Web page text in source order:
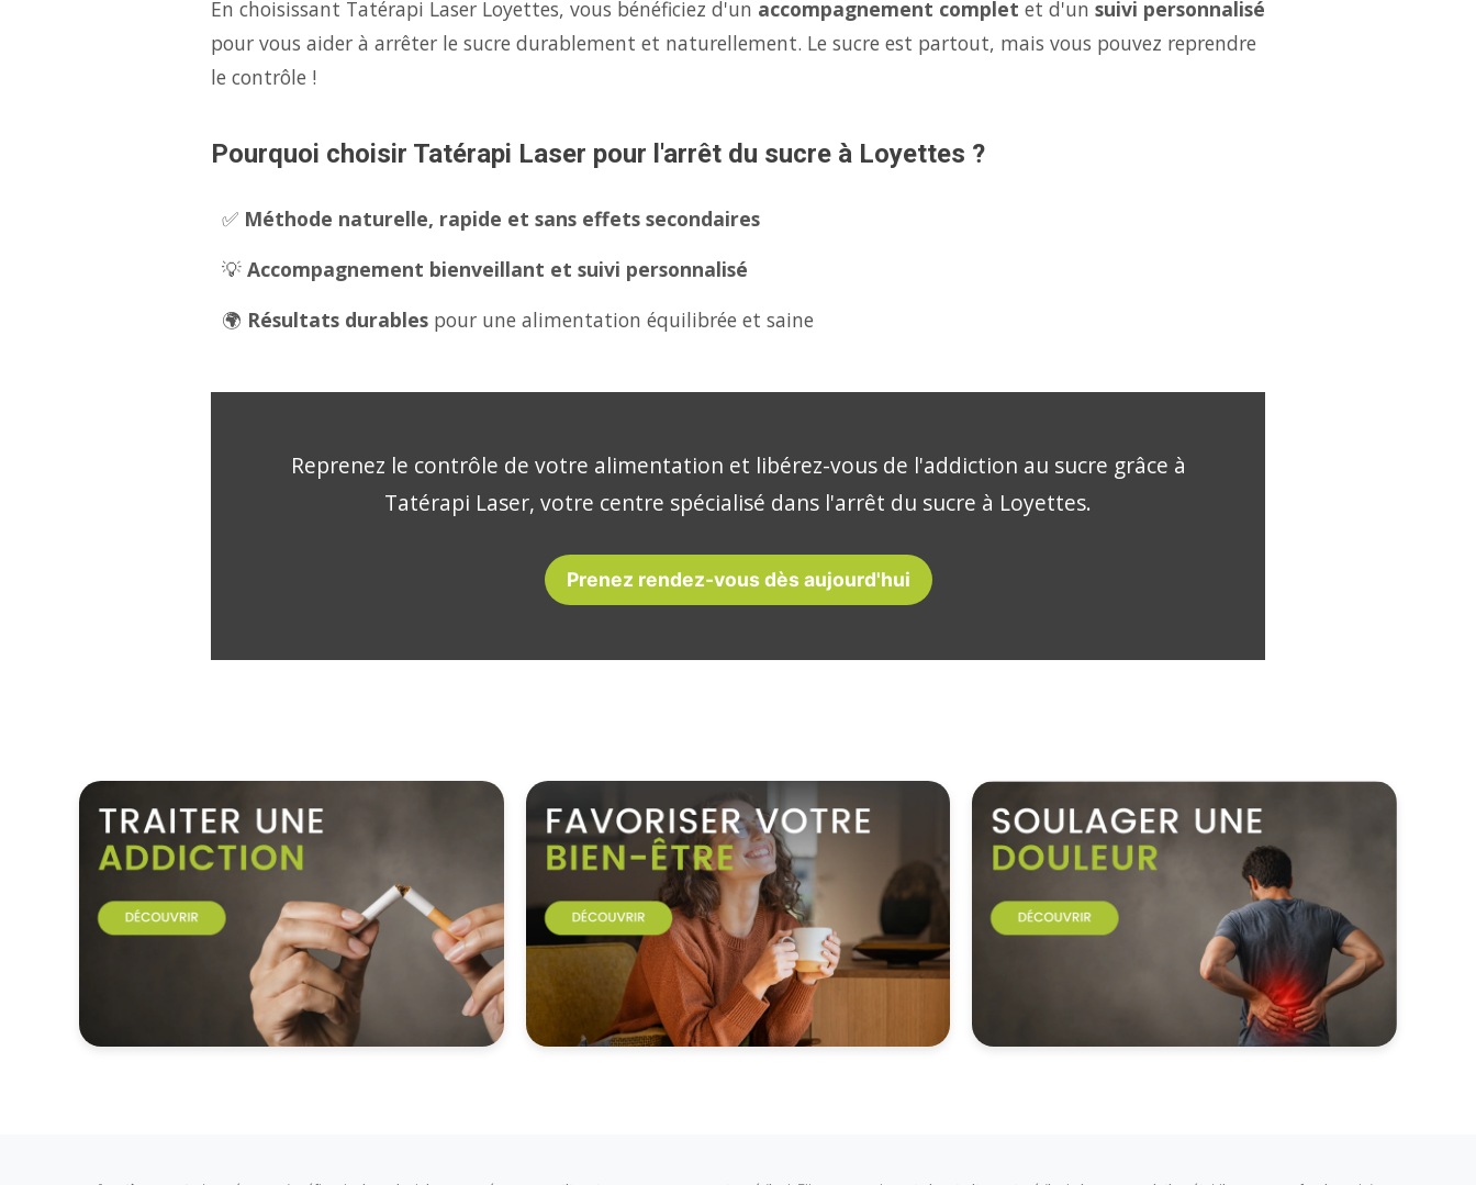
En choisissant Tatérapi Laser Loyettes, vous bénéficiez d'un accompagnement complet et d'un suivi personnalisé
pour vous aider à arrêter le sucre durablement et naturellement. Le sucre est partout, mais vous pouvez reprendre
le contrôle !
Pourquoi choisir Tatérapi Laser pour l'arrêt du sucre à Loyettes ?
✅ Méthode naturelle, rapide et sans effets secondaires
💡 Accompagnement bienveillant et suivi personnalisé
🌍 Résultats durables pour une alimentation équilibrée et saine
Reprenez le contrôle de votre alimentation et libérez-vous de l'addiction au sucre grâce à
Tatérapi Laser, votre centre spécialisé dans l'arrêt du sucre à Loyettes.
Prenez rendez-vous dès aujourd'hui